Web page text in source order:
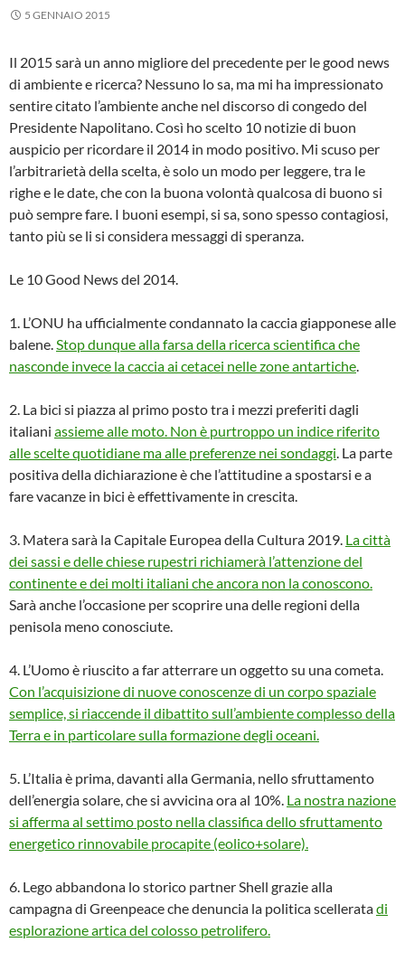
5 GENNAIO 2015
Il 2015 sarà un anno migliore del precedente per le good news
di ambiente e ricerca? Nessuno lo sa, ma mi ha impressionato
sentire citato l’ambiente anche nel discorso di congedo del
Presidente Napolitano. Così ho scelto 10 notizie di buon
auspicio per ricordare il 2014 in modo positivo. Mi scuso per
l’arbitrarietà della scelta, è solo un modo per leggere, tra le
righe e le date, che con la buona volontà qualcosa di buono si
può sempre fare. I buoni esempi, si sa, sono spesso contagiosi,
tanto più se li si considera messaggi di speranza.
Le 10 Good News del 2014.
1. L’ONU ha ufficialmente condannato la caccia giapponese alle
balene.Stop dunque alla farsa della ricerca scientifica che
nasconde invece la caccia ai cetacei nelle zone antartiche.
2. La bici si piazza al primo posto tra i mezzi preferiti dagli
italiani assieme alle moto. Non è purtroppo un indice riferito
alle scelte quotidiane ma alle preferenze nei sondaggi. La parte
positiva della dichiarazione è che l’attitudine a spostarsi e a
fare vacanze in bici è effettivamente in crescita.
3. Matera sarà la Capitale Europea della Cultura 2019. La città
dei sassi e delle chiese rupestri richiamerà l’attenzione del
continente e dei molti italiani che ancora non la conoscono.
Sarà anche l’occasione per scoprire una delle regioni della
penisola meno conosciute.
4. L’Uomo è riuscito a far atterrare un oggetto su una cometa.
Con l’acquisizione di nuove conoscenze di un corpo spaziale
semplice, si riaccende il dibattito sull’ambiente complesso della
Terra e in particolare sulla formazione degli oceani.
5. L’Italia è prima, davanti alla Germania, nello sfruttamento
dell’energia solare, che si avvicina ora al 10%. La nostra nazione
si afferma al settimo posto nella classifica dello sfruttamento
energetico rinnovabile procapite (eolico+solare).
6. Lego abbandona lo storico partner Shell grazie alla
campagna di Greenpeace che denuncia la politica scelleratadi
esplorazione artica del colosso petrolifero.